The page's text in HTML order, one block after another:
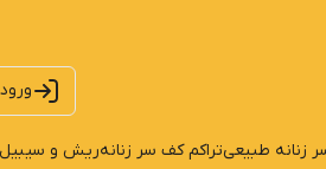
زنانه طبیعیتراکم کف سر زنانهریش و سیبیل